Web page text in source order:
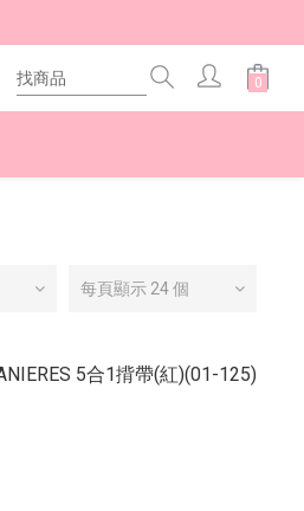
每頁顯示 24 個